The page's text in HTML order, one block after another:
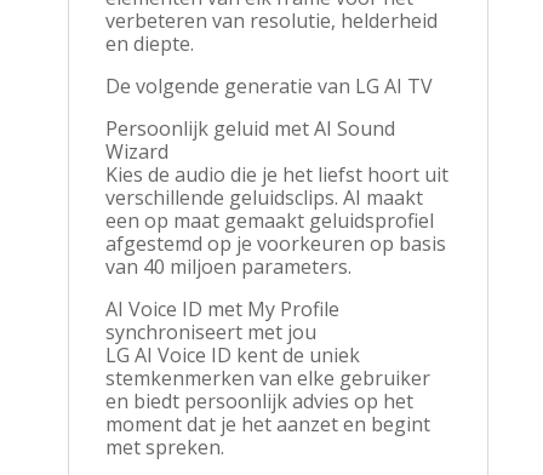
verbeteren van resolutie, helderheid
en diepte.
De volgende generatie van LG AI TV
Persoonlijk geluid met AI Sound
Wizard
Kies de audio die je het liefst hoort uit
verschillende geluidsclips. AI maakt
een op maat gemaakt geluidsprofiel
afgestemd op je voorkeuren op basis
van 40 miljoen parameters.
AI Voice ID met My Profile
synchroniseert met jou
LG AI Voice ID kent de uniek
stemkenmerken van elke gebruiker
en biedt persoonlijk advies op het
moment dat je het aanzet en begint
met spreken.